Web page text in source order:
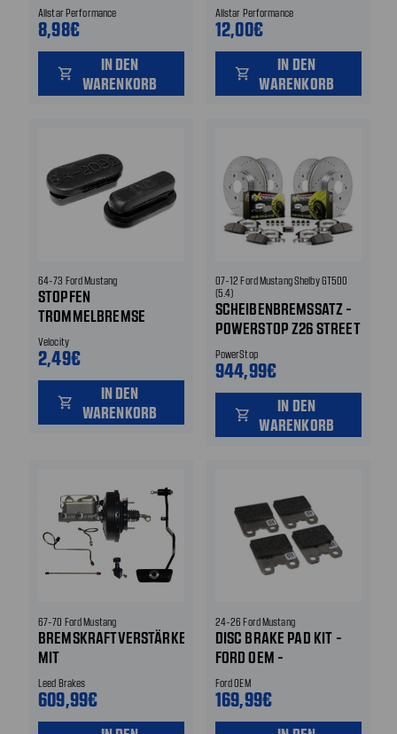
Allstar Performance
8,98€
shopping_cart
IN DEN
WARENKORB
Allstar Performance
12,00€
shopping_cart
IN DEN
WARENKORB
64-73 Ford Mustang
STOPFEN
TROMMELBREMSE
EINSTELLÖFFNUNG
Velocity
2,49€
shopping_cart
IN DEN
WARENKORB
07-12 Ford Mustang Shelby GT500
(5.4)
SCHEIBENBREMSSATZ -
POWERSTOP Z26 STREET
WARRIOR - VA 355MM -
HA 300MM VORNE UND
HINTEN
PowerStop
944,99€
shopping_cart
IN DEN
WARENKORB
67-70 Ford Mustang
BREMSKRAFTVERSTÄRKER
MIT
HAUPTBREMSZYLINDER
- AUTOMATIKGETRIEBE -
SET MIT BREMSPEDAL -
Leed Brakes
609,99€
24-26 Ford Mustang
DISC BRAKE PAD KIT -
FORD OEM -
ELEKTRONISCHE
HANDBREMSE HINTEN
Ford OEM
169,99€